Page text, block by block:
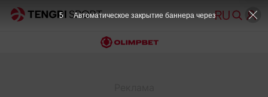
5 Автоматическое закрытие баннера через